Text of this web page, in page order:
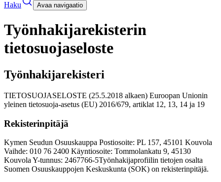
Haku
Avaa navigaatio
Työnhakijarekisterin
tietosuojaseloste
Työnhakijarekisteri
TIETOSUOJASELOSTE (25.5.2018 alkaen) Euroopan Unionin
yleinen tietosuoja-asetus (EU) 2016/679, artiklat 12, 13, 14 ja 19
Rekisterinpitäjä
Kymen Seudun Osuuskauppa Postiosoite: PL 157, 45101 Kouvola
Vaihde: 010 76 2400 Käyntiosoite: Tommolankatu 9, 45130
Kouvola Y-tunnus: 2467766-5Työnhakijaprofiilin tietojen osalta
Suomen Osuuskauppojen Keskuskunta (SOK) on rekisterinpitäjä.